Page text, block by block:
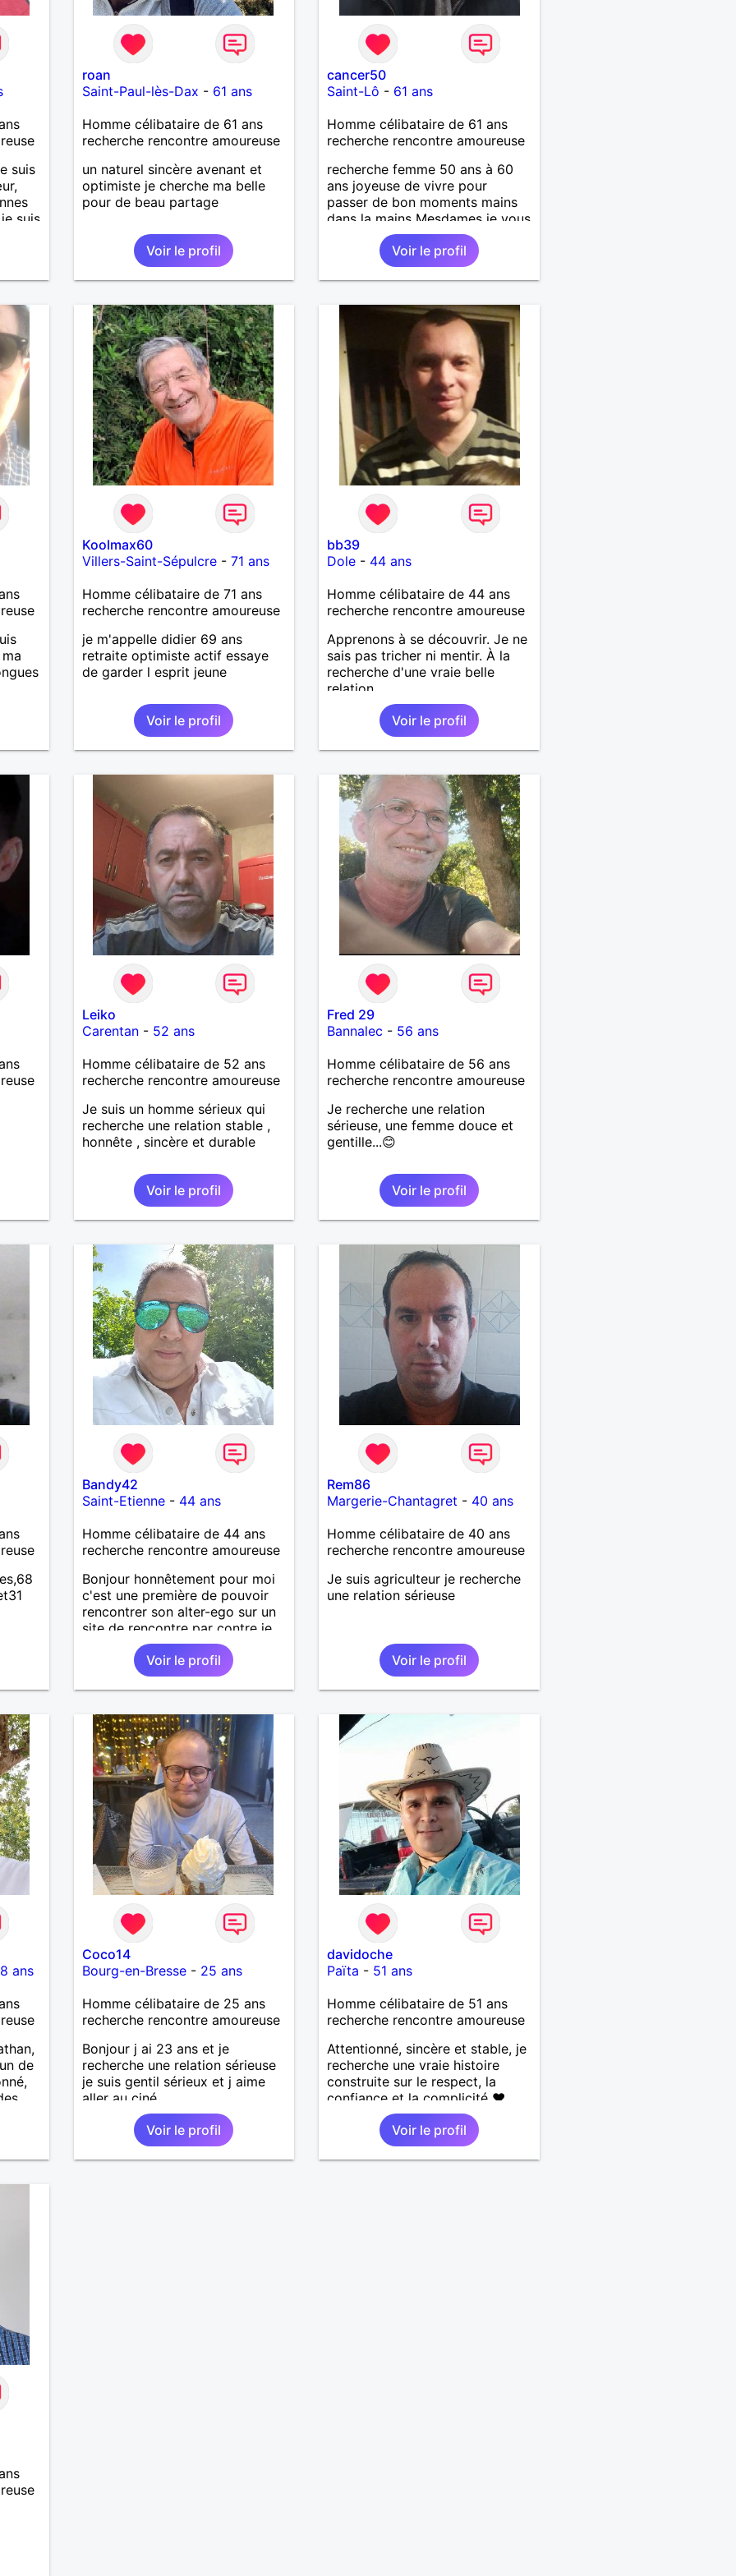
suis
suis
roan
Saint-Paul-lès-Dax - 61 ans
Homme célibataire de 61 ans
recherche rencontre amoureuse
un naturel sincère avenant et
optimiste je cherche ma belle
pour de beau partage
Voir le profil
cancer50
Saint-Lô - 61 ans
Homme célibataire de 61 ans
recherche rencontre amoureuse
recherche femme 50 ans à 60
ans joyeuse de vivre pour
passer de bon moments mains
dans la mains Mesdames je vous
attend de vous lire .
Voir le profil
que
et
le
Koolmax60
Villers-Saint-Sépulcre- 71 ans
Homme célibataire de 71 ans
recherche rencontre amoureuse
je m'appelle didier 69 ans
retraite optimiste actif essaye
de garder l esprit jeune
Voir le profil
bb39
Dole - 44 ans
Homme célibataire de 44 ans
recherche rencontre amoureuse
Apprenons à se découvrir. Je ne
sais pas tricher ni mentir. À la
recherche d'une vraie belle
relation
Voir le profil
Leiko
Carentan- 52 ans
Homme célibataire de 52 ans
recherche rencontre amoureuse
Je suis un homme sérieux qui
recherche une relation stable ,
honnête , sincère et durable
Voir le profil
Fred 29
Bannalec - 56 ans
Homme célibataire de 56 ans
recherche rencontre amoureuse
Je recherche une relation
sérieuse, une femme douce et
gentille...😊
Voir le profil
Bandy42
Saint-Etienne- 44 ans
Homme célibataire de 44 ans
recherche rencontre amoureuse
Bonjour honnêtement pour moi
c'est une première de pouvoir
rencontrer son alter-ego sur un
site de rencontre par contre je
suis dinamique entreprenant
respectueux audacieuse
attentionné sincères et expressif
et j' aime surtout les câlins et à
amour bisous à+ à bientôt
Voir le profil
Rem86
Margerie-Chantagret - 40 ans
Homme célibataire de 40 ans
recherche rencontre amoureuse
Je suis agriculteur je recherche
une relation sérieuse
Voir le profil
ans
de
Coco14
Bourg-en-Bresse- 25 ans
Homme célibataire de 25 ans
recherche rencontre amoureuse
Bonjour j ai 23 ans et je
recherche une relation sérieuse
je suis gentil sérieux et j aime
aller au ciné....
Voir le profil
davidoche
Païta - 51 ans
Homme célibataire de 51 ans
recherche rencontre amoureuse
Attentionné, sincère et stable, je
recherche une vraie histoire
construite sur le respect, la
confiance et la complicité ❤️
J’aime les choses simples de la
vie : la nature, la mer, les
moments authentiques et les
personnes au grand cœur 🌊🌿
Voir le profil